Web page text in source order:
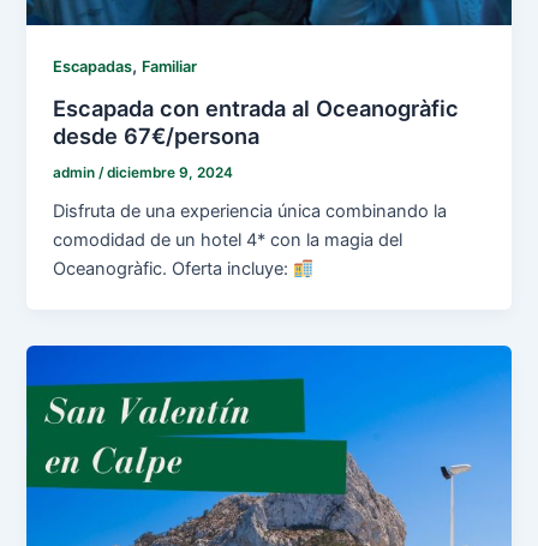
Escapadas, Familiar
Escapada con entrada al Oceanogràfic
desde 67€/persona
admin /diciembre 9, 2024
Disfruta de una experiencia única combinando la
comodidad de un hotel 4* con la magia del
Oceanogràfic. Oferta incluye: